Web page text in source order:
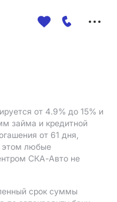
от 4.9% до 15% и
займа и кредитной
от 61 дня,
этом любые
СКА-Авто не
срок суммы